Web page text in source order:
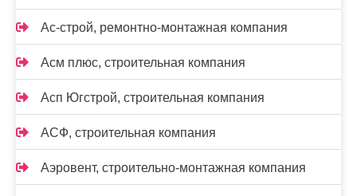
Ас-строй, ремонтно-монтажная компания
Асм плюс, строительная компания
Асп Югстрой, строительная компания
АСФ, строительная компания
Аэровент, строительно-монтажная компания